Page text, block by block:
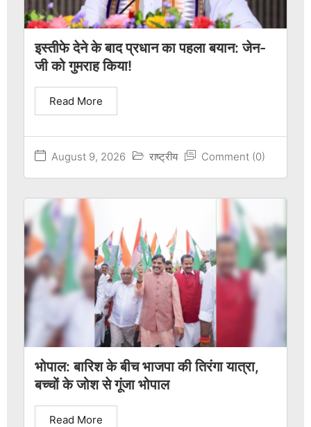
इस्तीफे देने के बाद प्रधान का पहला बयान: जेन-
जी को गुमराह किया!
August 9, 2026 राष्ट्रीय Comment (0)
Read More
भोपाल: बारिश के बीच भाजपा की तिरंगा यात्रा,
बच्चों के जोश से गूंजा भोपाल
Read More